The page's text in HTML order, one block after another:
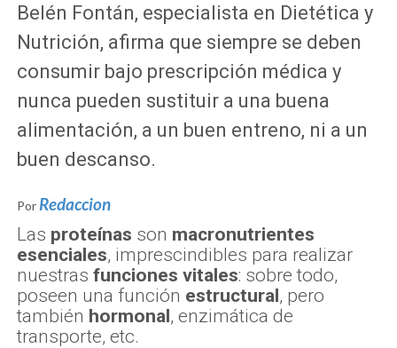
Belén Fontán, especialista en Dietética y
Nutrición, afirma que siempre se deben
consumir bajo prescripción médica y
nunca pueden sustituir a una buena
alimentación, a un buen entreno, ni a un
buen descanso.
Por Redaccion
Las proteínas son macronutrientes
esenciales, imprescindibles para realizar
nuestras funciones vitales: sobre todo,
poseen una función estructural, pero
también hormonal, enzimática de
transporte, etc.